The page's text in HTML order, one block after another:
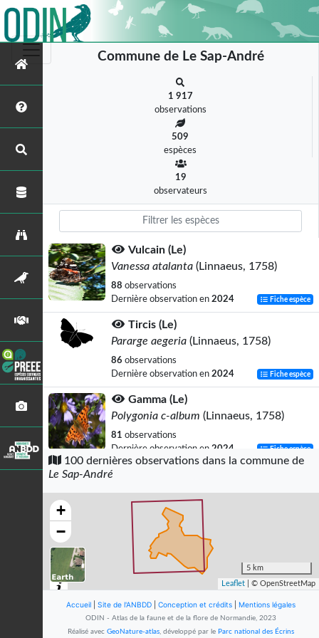
Commune de Le Sap-André
1 917
observations
509
espèces
19
observateurs
Vulcain (Le)
Vanessa atalanta (Linnaeus, 1758)
88 observations
Dernière observation en 2024 Fiche espèce
Tircis (Le)
Pararge aegeria (Linnaeus, 1758)
86 observations
Dernière observation en 2024 Fiche espèce
Gamma (Le)
Polygonia c-album (Linnaeus, 1758)
81 observations
Dernière observation en 2024 Fiche espèce
Aglais io(Linnaeus, 1758)
observations
Dernière observation en
Moro-Sphinx (Le)
Macroglossum stellatarum
(Linnaeus,
Dernière observation en
100 dernières observations dans la commune de
Le Sap-André
+
−
5 km
Leaflet | © OpenStreetMap
Accueil Site de l'ANBDD Conception et crédits Mentions légales
ODIN - Atlas de la faune et de la flore de Normandie, 2023
Réalisé avec GeoNature-atlas, développé par le Parc national des Écrins